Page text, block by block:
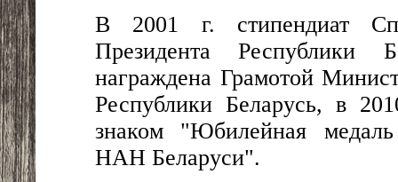
В 2001 г. стипендиат
Президента Республики
награждена Грамотой
Республики Беларусь, в
знаком "Юбилейная
НАН Беларуси".